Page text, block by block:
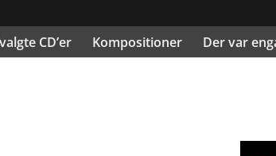
CD’er Kompositioner Der var